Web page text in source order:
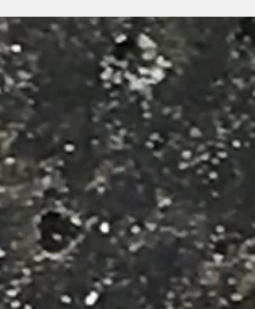
自動販売機
もうだいぶ朝晩涼しくなりましたが、今年は随分
と猛暑が騒がれましたね。 そんな暑さを乗り切る
のに一役買ってくれたのが工場横に設置されてい
る自動販売機。 定番商品からあまり見かけないも
のまで、なかなか豊富なラインナップ。 そしても
っとよく見てみると･･･ 缶ジュースが110円。...